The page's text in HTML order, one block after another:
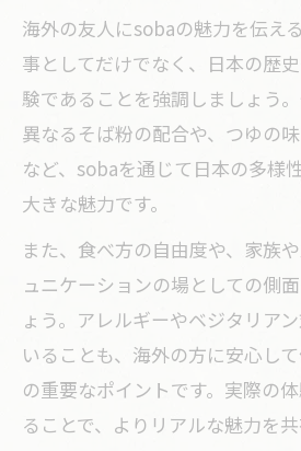
海外の友人にsobaの魅力を伝え
事としてだけでなく、日本の歴
験であることを強調しましょう
異なるそば粉の配合や、つゆの
など、sobaを通じて日本の多様
大きな魅力です。
また、食べ方の自由度や、家族
ュニケーションの場としての側
ょう。アレルギーやベジタリア
いることも、海外の方に安心し
の重要なポイントです。実際の
ることで、よりリアルな魅力を共